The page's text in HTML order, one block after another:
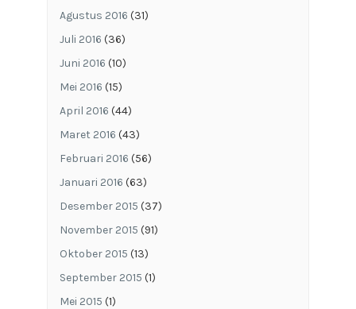
Agustus 2016 (31)
Juli 2016 (36)
Juni 2016 (10)
Mei 2016 (15)
April 2016 (44)
Maret 2016 (43)
Februari 2016 (56)
Januari 2016 (63)
Desember 2015 (37)
November 2015 (91)
Oktober 2015 (13)
September 2015 (1)
Mei 2015 (1)